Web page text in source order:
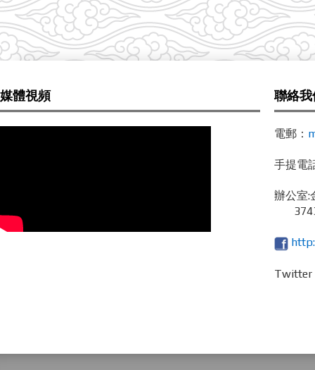
媒體視頻 聯絡我
電郵：
手提電
辦公室: